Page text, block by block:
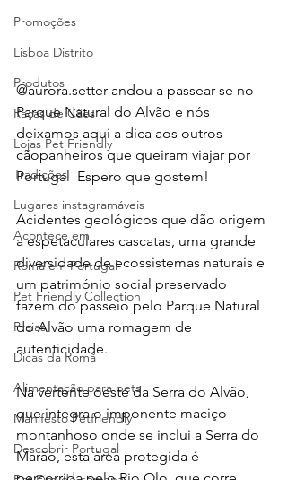
Promoções
Lisboa Distrito
Produtos
Raças de Cães
Lojas Pet Friendly
Tradições
Lugares instagramáveis
Acontece em
Romã em Portugal
Pet Friendly Collection
Praias
Dicas da Romã
Alimentação para pets
Manifesto Petfriendly
Descobrir Portugal
@aurora.setter andou a passear-se no
Parque Natural do Alvão e nós
deixamos aqui a dica aos outros
cãopanheiros que queiram viajar por
Portugal  Espero que gostem!
Acidentes geológicos que dão origem
a espetaculares cascatas, uma grande
diversidade de ecossistemas naturais e
um património social preservado
fazem do passeio pelo Parque Natural
do Alvão uma romagem de
autenticidade.
Na vertente oeste da Serra do Alvão,
que integra o imponente maciço
montanhoso onde se inclui a Serra do
Marão, esta área protegida é